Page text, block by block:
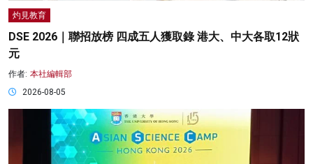
灼見教育
DSE 2026｜聯招放榜 四成五人獲取錄 港大、中大各取12狀
元
作者: 本社編輯部
2026-08-05